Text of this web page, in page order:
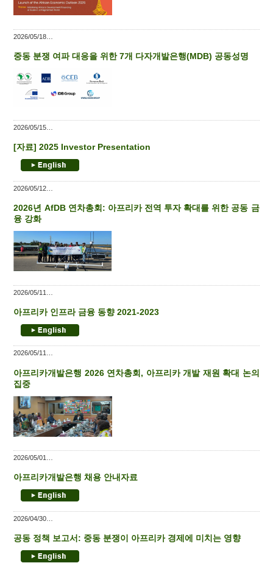
2026/05/18
중동 분쟁 여파 대응을 위한 7개 다자개발은행(MDB) 공동성명
2026/05/15
[자료] 2025 Investor Presentation
2026/05/12
2026년 AfDB 연차총회: 아프리카 전역 투자 확대를 위한 공동 금
융 강화
2026/05/11
아프리카 인프라 금융 동향 2021-2023
2026/05/11
아프리카개발은행 2026 연차총회, 아프리카 개발 재원 확대 논의
집중
2026/05/01
아프리카개발은행 채용 안내자료
2026/04/30
공동 정책 보고서: 중동 분쟁이 아프리카 경제에 미치는 영향